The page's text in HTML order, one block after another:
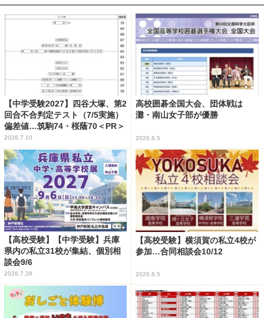
【中学受験2027】四谷大塚、第2
回合不合判定テスト（7/5実施）
偏差値…筑駒74・桜蔭70＜PR＞
2026.7.10
高校囲碁全国大会、団体戦は
灘・南山女子部が優勝
2026.8.5
【高校受験】【中学受験】兵庫
県内の私立31校が集結、個別相
談会9/6
2026.7.28
【高校受験】横須賀の私立4校が
参加…合同相談会10/12
2026.8.5